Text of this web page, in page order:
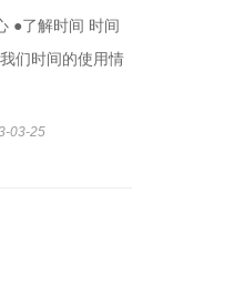
●了解时间 时间
们时间的使用情
03-25